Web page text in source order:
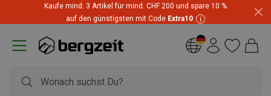
Kaufe mind. 3 Artikel für mind. CHF 200 und spare 10 %
auf den günstigsten mit Code Extra10